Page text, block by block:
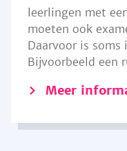
leerlingen met
moeten ook
Daarvoor is soms
Bijvoorbeeld een
Meer